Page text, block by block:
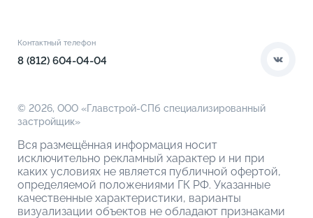
О компании
Контактный телефон
8 (812) 604-04-04
© 2026, ООО «Главстрой-СПб специализированный
застройщик»
Вся размещённая информация носит
исключительно рекламный характер и ни при
каких условиях не является публичной офертой,
определяемой положениями ГК РФ. Указанные
качественные характеристики, варианты
визуализации объектов не обладают признаками